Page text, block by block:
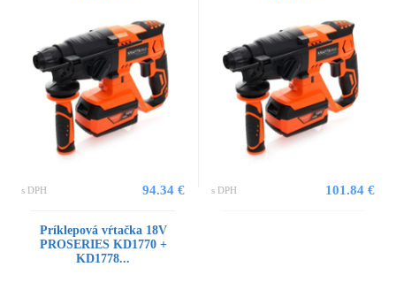
s DPH 94.34 € s DPH 101.84 €
Príklepová vŕtačka 18V
PROSERIES KD1770 +
KD1778...